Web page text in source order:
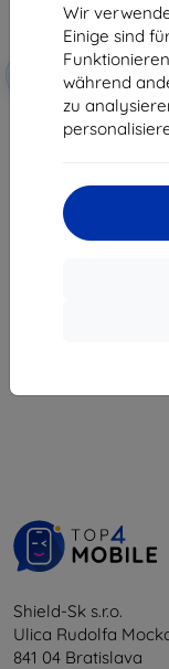
Wir
Einige sind
während
zu
Rabatt mit
Gutschein
Sunnylife gehärtetes
5,5" für DJI RC Pro
€ 7,50
Auf Lager > 5
Shield-Sk s.r.o.
Ulica Rudolfa
841 04 Bratislava